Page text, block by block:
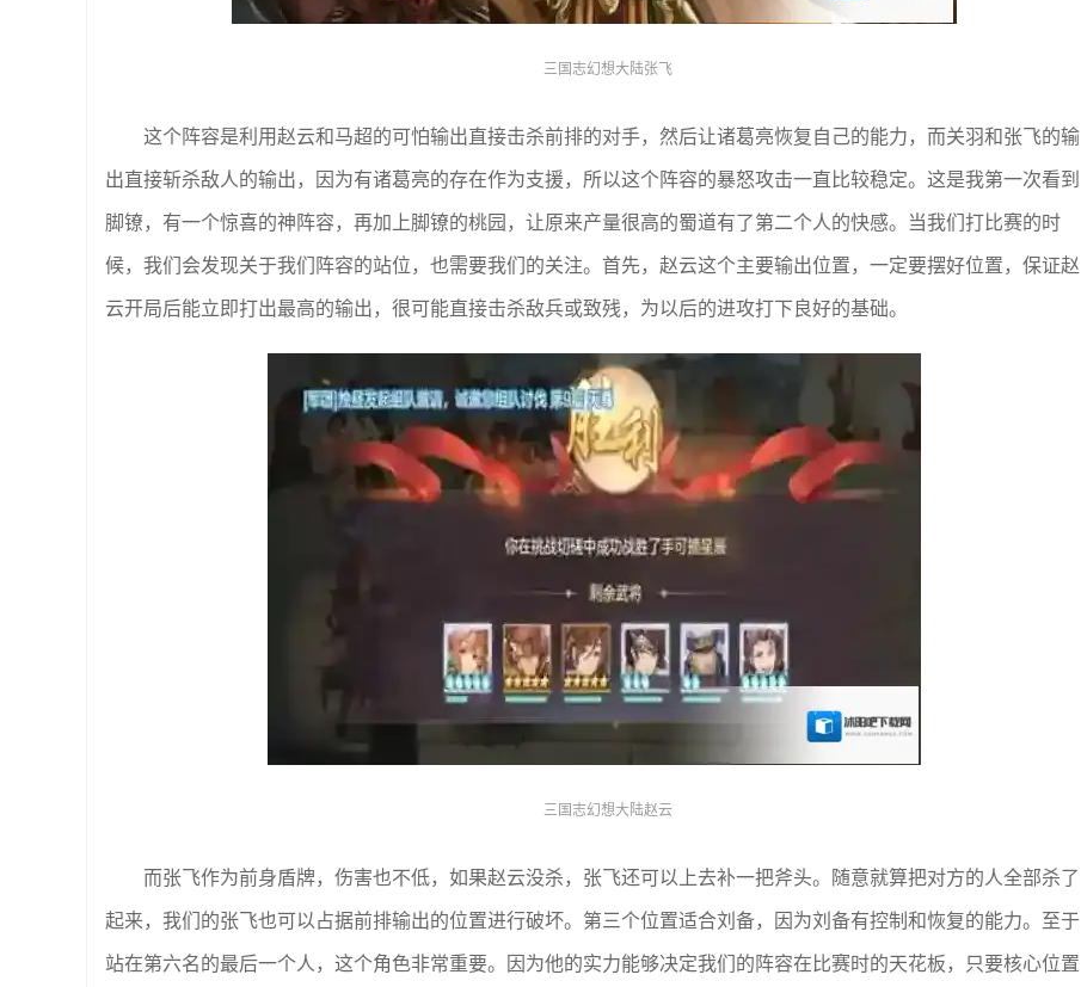
三国志幻想大陆张飞
这个阵容是利用赵云和马超的可怕输出直接击杀前排的对手，然后让诸葛亮恢复自己的能力，而关羽和张飞的输
出直接斩杀敌人的输出，因为有诸葛亮的存在作为支援，所以这个阵容的暴怒攻击一直比较稳定。这是我第一次看到
脚镣，有一个惊喜的神阵容，再加上脚镣的桃园，让原来产量很高的蜀道有了第二个人的快感。当我们打比赛的时
候，我们会发现关于我们阵容的站位，也需要我们的关注。首先，赵云这个主要输出位置，一定要摆好位置，保证赵
云开局后能立即打出最高的输出，很可能直接击杀敌兵或致残，为以后的进攻打下良好的基础。
三国志幻想大陆赵云
而张飞作为前身盾牌，伤害也不低，如果赵云没杀，张飞还可以上去补一把斧头。随意就算把对方的人全部杀了
起来，我们的张飞也可以占据前排输出的位置进行破坏。第三个位置适合刘备，因为刘备有控制和恢复的能力。至于
站在第六名的最后一个人，这个角色非常重要。因为他的实力能够决定我们的阵容在比赛时的天花板，只要核心位置